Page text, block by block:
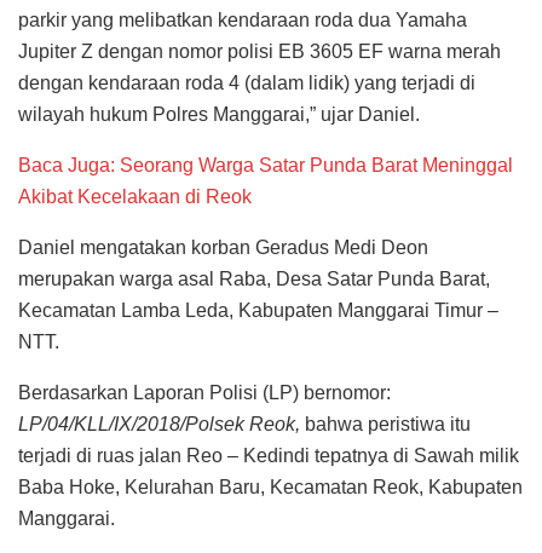
parkir yang melibatkan kendaraan roda dua Yamaha
Jupiter Z dengan nomor polisi EB 3605 EF warna merah
dengan kendaraan roda 4 (dalam lidik) yang terjadi di
wilayah hukum Polres Manggarai,” ujar Daniel.
Baca Juga: Seorang Warga Satar Punda Barat Meninggal
Akibat Kecelakaan di Reok
Daniel mengatakan korban Geradus Medi Deon
merupakan warga asal Raba, Desa Satar Punda Barat,
Kecamatan Lamba Leda, Kabupaten Manggarai Timur –
NTT.
Berdasarkan Laporan Polisi (LP) bernomor:
LP/04/KLL/IX/2018/Polsek Reok, bahwa peristiwa itu
terjadi di ruas jalan Reo – Kedindi tepatnya di Sawah milik
Baba Hoke, Kelurahan Baru, Kecamatan Reok, Kabupaten
Manggarai.